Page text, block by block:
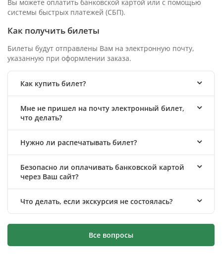
Вы можете оплатить банковской картой или с помощью
системы быстрых платежей (СБП).
Как получить билеты
Билеты будут отправлены Вам на электронную почту,
указанную при оформлении заказа.
Как купить билет?
Мне не пришел на почту электронный билет,
что делать?
Нужно ли распечатывать билет?
Безопасно ли оплачивать банковской картой
через Ваш сайт?
Что делать, если экскурсия не состоялась?
Все вопросы